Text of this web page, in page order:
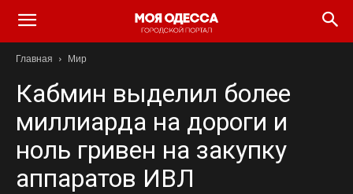
Моя
Главная Мир
Кабмин выделил более
миллиарда на дороги и
ноль гривен на закупку
аппаратов ИВЛ